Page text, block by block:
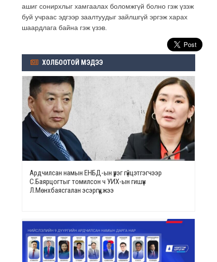
ашиг сонирхлыг хамгаалах боломжгүй болно гэж үзэж
буй учраас эдгээр заалтуудыг зайлшгүй эргэж харах
шаардлага байна гэж үзэв.
ХОЛБООТОЙ МЭДЭЭ
Ардчилсан намын ЕНБД-ын үүрэг гүйцэтгэгчээр
С.Баярцогтыг томилсон ч УИХ-ын гишүүн
Л.Мөнхбаясгалан эсэргүүцжээ